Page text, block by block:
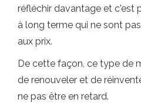
réfléchir davantage et c'est
à long terme qui ne sont
aux prix.
De cette façon, ce type de
de renouveler et de
ne pas être en retard.